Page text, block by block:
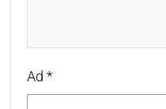
Ad *